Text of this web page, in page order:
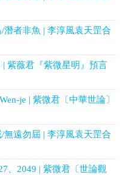
潛者非魚 | 李淳風袁天罡合
紫薇君『紫微星明』預言
je | 紫微君〔中華世論〕
無遠勿屆 | 李淳風袁天罡合
、2049 | 紫微君〔世論觀